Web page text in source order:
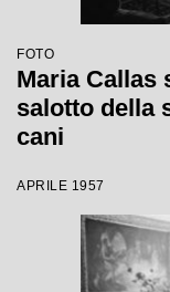
FOTO
Maria Callas
salotto della
cani
APRILE 1957